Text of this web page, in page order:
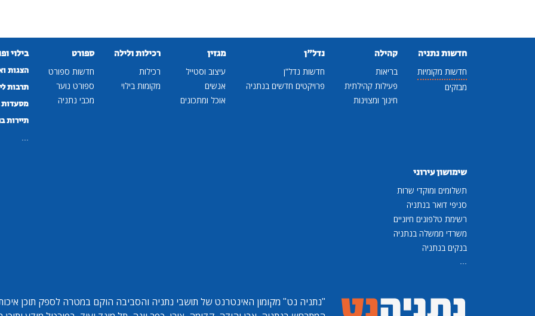
חדשות נתניה
חדשות מקומיות
מבזקים
קהילה
בריאות
פעילות קהילתית
חינוך ומצוינות
נדל"ן
חדשות נדל"ן
פרויקטים חדשים בנתניה
מגזין
עיצוב וסטייל
אנשים
אוכל ומתכונים
רכילות ולילה
רכילות
מקומות בילוי
ספורט
חדשות ספורט
ספורט נוער
מכבי נתניה
בילוי
הצגות
תרבות
מסעדות
תיירות
שימושון עירוני
תשלומים ומוקדי שרות
סניפי דואר בנתניה
רשימת טלפונים חיוניים
משרדי ממשלה בנתניה
בנקים בנתניה
"נתניה נט" מקומון האינטרנט של תושבי נתניה והסביבה הוקם במטרה לספק תוכן